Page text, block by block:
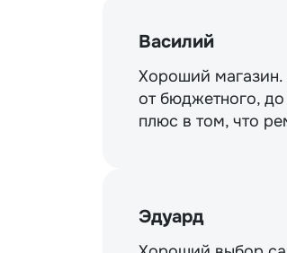
Василий
Хороший магазин.
от бюджетного, до
плюс в том, что
Эдуард